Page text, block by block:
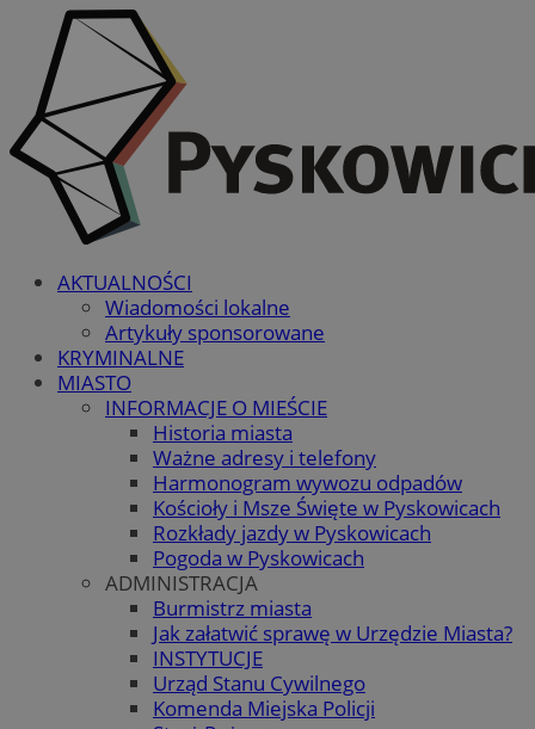
AKTUALNOŚCI
Wiadomości lokalne
Artykuły sponsorowane
KRYMINALNE
MIASTO
INFORMACJE O MIEŚCIE
Historia miasta
Ważne adresy i telefony
Harmonogram wywozu odpadów
Kościoły i Msze Święte w Pyskowicach
Rozkłady jazdy w Pyskowicach
Pogoda w Pyskowicach
ADMINISTRACJA
Burmistrz miasta
Jak załatwić sprawę w Urzędzie Miasta?
INSTYTUCJE
Urząd Stanu Cywilnego
Komenda Miejska Policji